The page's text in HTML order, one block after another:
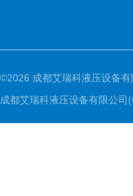
©2026 成都艾瑞科液压设备
成都艾瑞科液压设备有限公